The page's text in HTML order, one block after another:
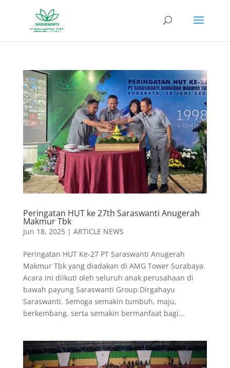
Peringatan HUT ke 27th Saraswanti Anugerah
Makmur Tbk
Jun 18, 2025| ARTICLE NEWS
Peringatan HUT Ke-27 PT Saraswanti Anugerah
Makmur Tbk yang diadakan di AMG Tower Surabaya.
Acara ini diikuti oleh seluruh anak perusahaan di
bawah payung Saraswanti Group.Dirgahayu
Saraswanti. Semoga semakin tumbuh, maju,
berkembang, serta semakin bermanfaat bagi...